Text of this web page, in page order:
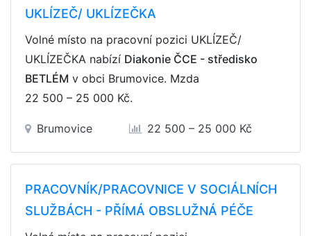
UKLÍZEČ/ UKLÍZEČKA
Volné místo na pracovní pozici UKLÍZEČ/
UKLÍZEČKA nabízí Diakonie ČCE - středisko
BETLÉM v obci Brumovice. Mzda
22 500 – 25 000 Kč.
Brumovice 22 500 – 25 000 Kč
PRACOVNÍK/PRACOVNICE V SOCIÁLNÍCH
SLUŽBÁCH - PŘÍMÁ OBSLUŽNÁ PÉČE